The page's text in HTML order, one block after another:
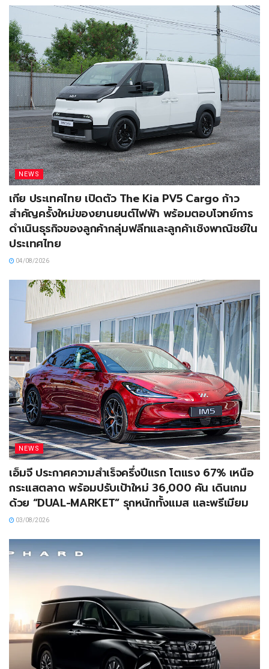
NEWS
เกีย ประเทศไทย เปิดตัว The Kia PV5 Cargo ก้าว
สำคัญครั้งใหม่ของยานยนต์ไฟฟ้า พร้อมตอบโจทย์การ
ดำเนินธุรกิจของลูกค้ากลุ่มฟลีทและลูกค้าเชิงพาณิชย์ใน
ประเทศไทย
04/08/2026
NEWS
เอ็มจี ประกาศความสำเร็จครึ่งปีแรก โตแรง 67% เหนือ
กระแสตลาด พร้อมปรับเป้าใหม่ 36,000 คัน เดินเกม
ด้วย “DUAL-MARKET” รุกหนักทั้งแมส และพรีเมียม
03/08/2026